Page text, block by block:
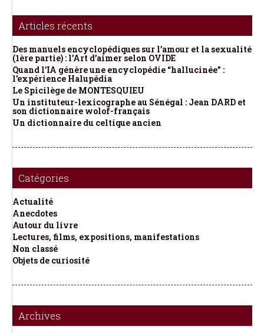
Articles récents
Des manuels encyclopédiques sur l’amour et la sexualité
(1ère partie) : l’Art d’aimer selon OVIDE
Quand l’IA génère une encyclopédie “hallucinée” :
l’expérience Halupédia
Le Spicilège de MONTESQUIEU
Un instituteur-lexicographe au Sénégal : Jean DARD et
son dictionnaire wolof-français
Un dictionnaire du celtique ancien
Catégories
Actualité
Anecdotes
Autour du livre
Lectures, films, expositions, manifestations
Non classé
Objets de curiosité
Archives